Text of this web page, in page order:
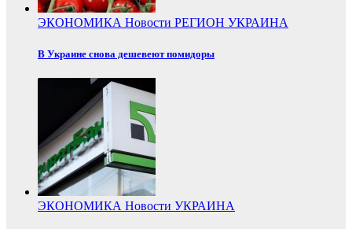
ЭКОНОМИКА Новости РЕГИОН УКРАИНА
В Украине снова дешевеют помидоры
ЭКОНОМИКА Новости УКРАИНА